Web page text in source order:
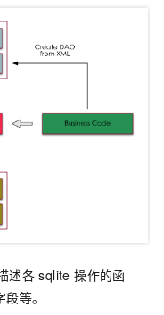
述各 sqlite 操作的函
等。